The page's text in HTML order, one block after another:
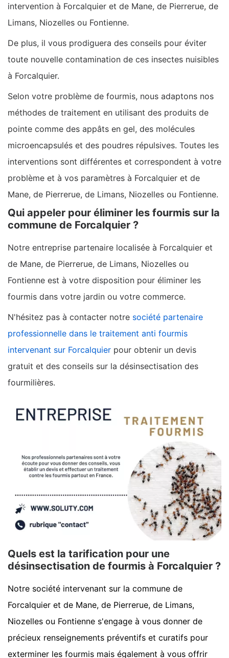
intervention à Forcalquier et de Mane, de Pierrerue, de
Limans, Niozelles ou Fontienne.
De plus, il vous prodiguera des conseils pour éviter
toute nouvelle contamination de ces insectes nuisibles
à Forcalquier.
Selon votre problème de fourmis, nous adaptons nos
méthodes de traitement en utilisant des produits de
pointe comme des appâts en gel, des molécules
microencapsulés et des poudres répulsives. Toutes les
interventions sont différentes et correspondent à votre
problème et à vos paramètres à Forcalquier et de
Mane, de Pierrerue, de Limans, Niozelles ou Fontienne.
Qui appeler pour éliminer les fourmis sur la
commune de Forcalquier ?
Notre entreprise partenaire localisée à Forcalquier et
de Mane, de Pierrerue, de Limans, Niozelles ou
Fontienne est à votre disposition pour éliminer les
fourmis dans votre jardin ou votre commerce.
N'hésitez pas à contacter notre société partenaire
professionnelle dans le traitement anti fourmis
intervenant sur Forcalquier pour obtenir un devis
gratuit et des conseils sur la désinsectisation des
fourmilières.
Quels est la tarification pour une
désinsectisation de fourmis à Forcalquier ?
Notre société intervenant sur la commune de
Forcalquier et de Mane, de Pierrerue, de Limans,
Niozelles ou Fontienne s'engage à vous donner de
précieux renseignements préventifs et curatifs pour
exterminer les fourmis mais également à vous offrir